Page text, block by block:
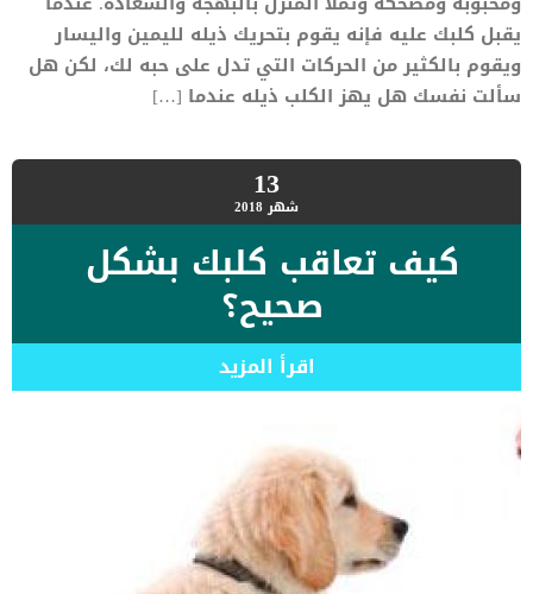
يقبل كلبك عليه فإنه يقوم بتحريك ذيله لليمين واليسار
ويقوم بالكثير من الحركات التي تدل على حبه لك، لكن هل
سألت نفسك هل يهز الكلب ذيله عندما […]
13شهر 2018
كيف تعاقب كلبك بشكل
صحيح؟
اقرأ المزيد